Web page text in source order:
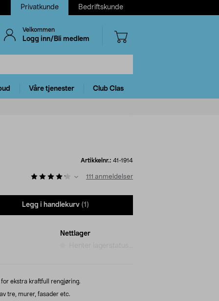
Privatkunde Bedriftskunde
Velkommen
Logg inn/Bli medlem
Våre tjenester Club Clas
Artikkelnr.: 41-1914
111 anmeldelser
Legg i handlekurv (1)
Nettlager
for ekstra kraftfull rengjøring.
tre, murer, fasader etc.